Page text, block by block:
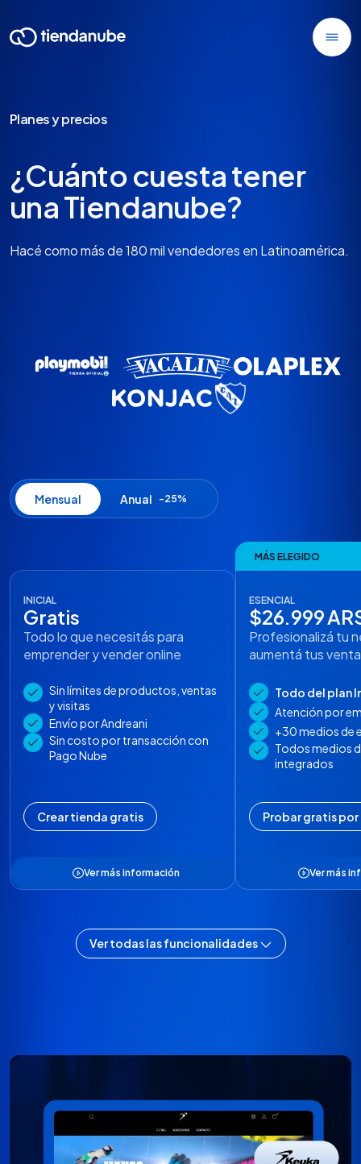
Planes y precios
¿Cuánto cuesta tener
una Tiendanube?
Hacé como más de 180 mil vendedores en Latinoamérica.
Mensual Anual -25%
INICIAL
Gratis
Todo lo que necesitás para
emprender y vender online
Sin límites de productos, ventas
y visitas
Envío por Andreani
Sin costo por transacción con
Pago Nube
Crear tienda gratis
Ver más información
MÁS ELEGIDO
ESENCIAL
$26.999
Profesionalizá tu
aumentá tus
Todo del plan
Atención por
+30 medios de
Todos medios
integrados
Probar gratis por
Ver más
Ver todas las funcionalidades